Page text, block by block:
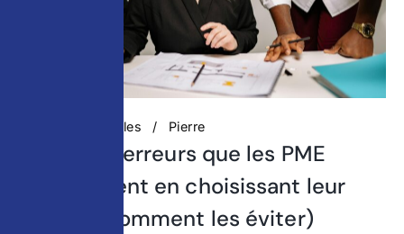
Actualités digitales Pierre
Top 5 des erreurs que les PME
commettent en choisissant leur
CMS (et comment les éviter)